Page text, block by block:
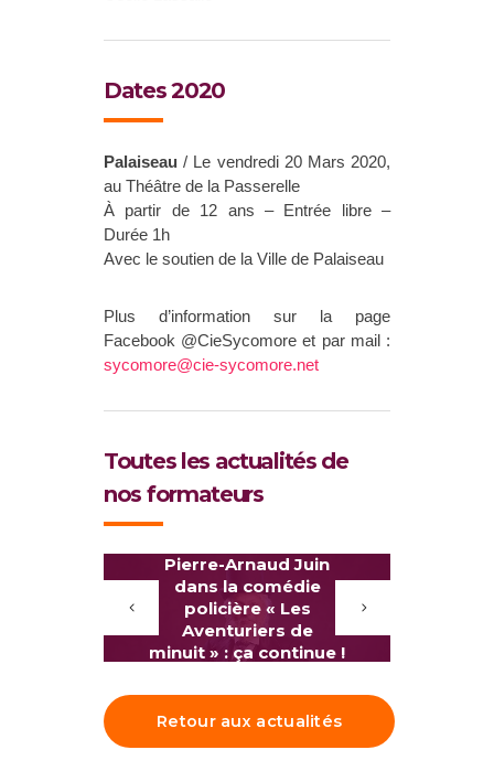
Dates 2020
Palaiseau / Le vendredi 20 Mars 2020,
au Théâtre de la Passerelle
À partir de 12 ans – Entrée libre –
Durée 1h
Avec le soutien de la Ville de Palaiseau
Plus d’information sur la page
Facebook @CieSycomore et par mail :
sycomore@cie-sycomore.net
Toutes les actualités de
nos formateurs
Pierre-Arnaud Juin
dans la comédie
policière « Les
Aventuriers de
minuit » : ça continue !
Retour aux actualités